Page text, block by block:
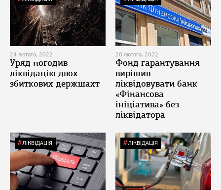
24 лютого, 2022
Уряд погодив
ліквідацію двох
збиткових держшахт
20 лютого, 2022
Фонд гарантування
вирішив
ліквідовувати банк
«Фінансова
ініціатива» без
ліквідатора
ЛІКВІДАЦІЯ ЛІКВІДАЦІЯ